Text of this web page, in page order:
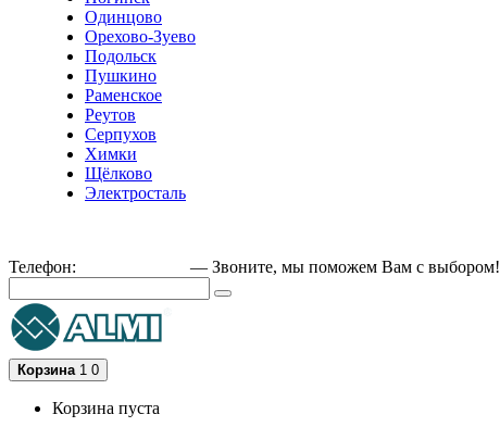
Одинцово
Орехово-Зуево
Подольск
Пушкино
Раменское
Реутов
Серпухов
Химки
Щёлково
Электросталь
Телефон:
— Звоните, мы поможем Вам с выбором!
Корзина 1 0
Корзина пуста